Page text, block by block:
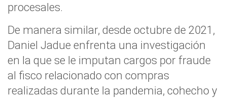
procesales.
De manera similar, desde octubre de 2021,
Daniel Jadue enfrenta una investigación
en la que se le imputan cargos por fraude
al fisco relacionado con compras
realizadas durante la pandemia, cohecho y